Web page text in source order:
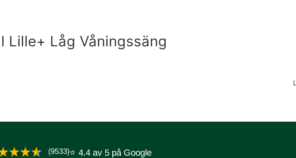
Lille+ Låg Våningssäng
(9533)⭐ 4.4 av 5 på Google